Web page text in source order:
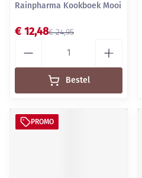
Rainpharma Kookboek Mooi
€ 24,95
€ 12,48
Bestel
PROMO